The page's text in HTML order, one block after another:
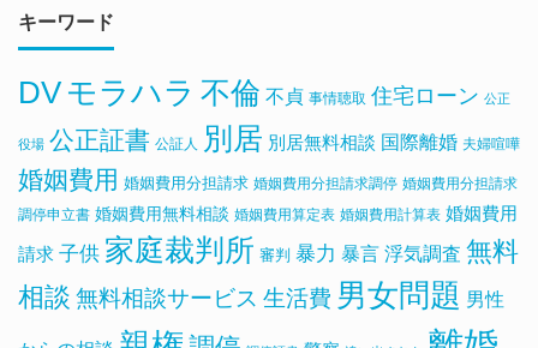
キーワード
DV モラハラ 不倫 不貞 事情聴取 住宅ローン 公正
役場 公正証書 公証人 別居 別居無料相談 国際離婚 夫婦喧嘩
婚姻費用 婚姻費用分担請求 婚姻費用分担請求調停 婚姻費用分担請求
調停申立書 婚姻費用無料相談 婚姻費用算定表 婚姻費用計算表 婚姻費用
請求 子供 家庭裁判所 審判 暴力 暴言 浮気調査 無料
相談 無料相談サービス 生活費 男女問題 男性